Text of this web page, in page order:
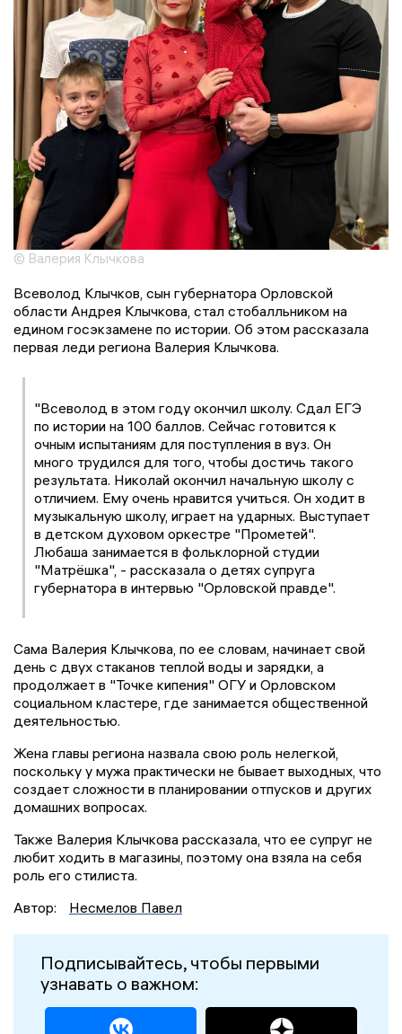
© Валерия Клычкова
Всеволод Клычков, сын губернатора Орловской
области Андрея Клычкова, стал стобалльником на
едином госэкзамене по истории. Об этом рассказала
первая леди региона Валерия Клычкова.
"Всеволод в этом году окончил школу. Сдал ЕГЭ
по истории на 100 баллов. Сейчас готовится к
очным испытаниям для поступления в вуз. Он
много трудился для того, чтобы достичь такого
результата. Николай окончил начальную школу с
отличием. Ему очень нравится учиться. Он ходит в
музыкальную школу, играет на ударных. Выступает
в детском духовом оркестре "Прометей".
Любаша занимается в фольклорной студии
"Матрёшка", - рассказала о детях супруга
губернатора в интервью "Орловской правде".
Сама Валерия Клычкова, по ее словам, начинает свой
день с двух стаканов теплой воды и зарядки, а
продолжает в "Точке кипения" ОГУ и Орловском
социальном кластере, где занимается общественной
деятельностью.
Жена главы региона назвала свою роль нелегкой,
поскольку у мужа практически не бывает выходных, что
создает сложности в планировании отпусков и других
домашних вопросах.
Также Валерия Клычкова рассказала, что ее супруг не
любит ходить в магазины, поэтому она взяла на себя
роль его стилиста.
Автор:
Несмелов Павел
Подписывайтесь, чтобы первыми
узнавать о важном: